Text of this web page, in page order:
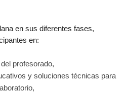
en sus diferentes fases,
en:
profesorado,
y soluciones técnicas para